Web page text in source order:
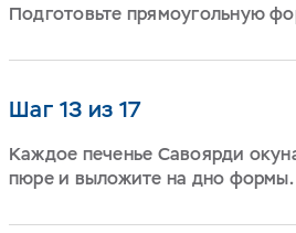
Подготовьте прямоугольную
Шаг 13 из 17
Каждое печенье Савоярди
пюре и выложите на дно формы.